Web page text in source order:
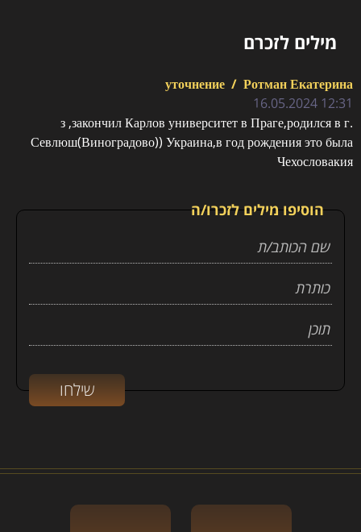
מילים לזכרם
уточнение / Ротман Екатерина
12:31 16.05.2024
з ,закончил Карлов университет в Праге,родился в г.
Севлюш(Виноградово)) Украина,в год рождения это была
Чехословакия
הוסיפו מילים לזכרו/ה